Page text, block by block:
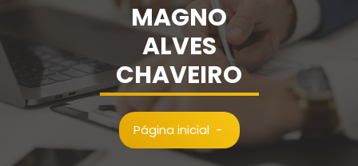
MAGNO
ALVES
CHAVEIRO
Página inicial-